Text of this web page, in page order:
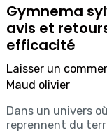
Gymnema
avis et
efficacité
Laisser un
Maud olivier
Dans un univers
reprennent du